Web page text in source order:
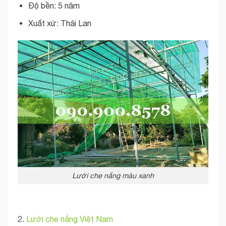
Độ bền: 5 năm
Xuất xứ: Thái Lan
Lưới che nắng màu xanh
2. Lưới che nắng Việt Nam